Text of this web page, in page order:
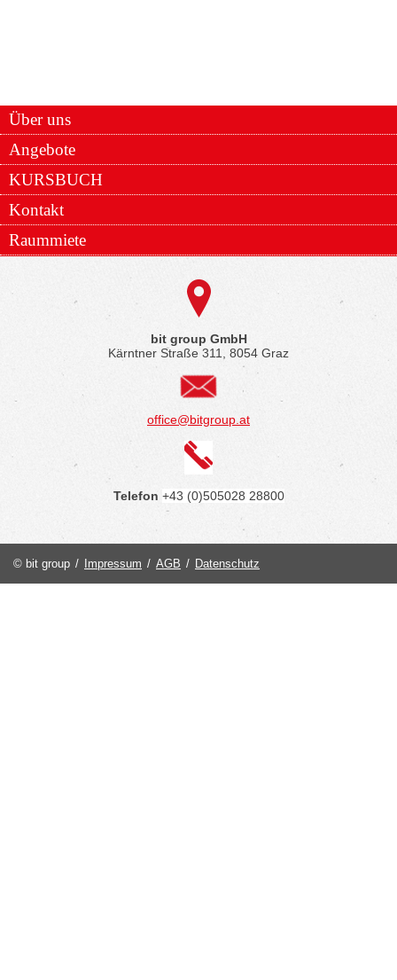
Über uns
Angebote
KURSBUCH
Kontakt
Raummiete
bit group GmbH
Kärntner Straße 311, 8054 Graz
office@bitgroup.at
Telefon +43 (0)505028 28800
© bit group / Impressum / AGB / Datenschutz